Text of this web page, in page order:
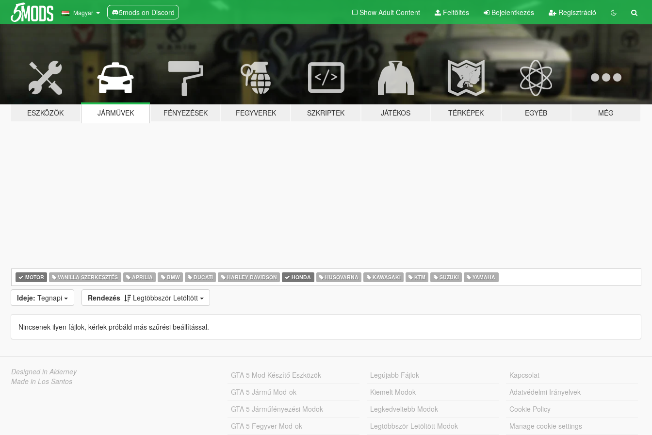
Magyar 5mods on Discord Show Adult Content Feltöltés Bejelentkezés Regisztráció
ESZKÖZÖK JÁRMŰVEK FÉNYEZÉSEK FEGYVEREK SZKRIPTEK JÁTÉKOS TÉRKÉPEK EGYÉB MÉG
MOTOR VANILLA SZERKESZTÉS APRILIA BMW DUCATI HARLEY DAVIDSON HONDA HUSQVARNA KAWASAKI KTM SUZUKI YAMAHA
Ideje: Tegnapi Rendezés Legtöbbször Letöltött
Nincsenek ilyen fájlok, kérlek próbáld más szűrési beállítással.
Designed in Alderney
Made in Los Santos
GTA 5 Mod Készítő Eszközök
GTA 5 Jármű Mod-ok
GTA 5 Járműfényezési Modok
GTA 5 Fegyver Mod-ok
Legújabb Fájlok
Kiemelt Modok
Legkedveltebb Modok
Legtöbbször Letöltött Modok
Kapcsolat
Adatvédelmi Irányelvek
Cookie Policy
Manage cookie settings